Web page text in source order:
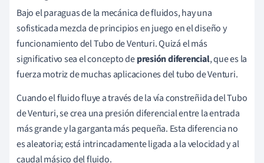
Bajo el paraguas de la mecánica de fluidos, hay una
sofisticada mezcla de principios en juego en el diseño y
funcionamiento del Tubo de Venturi. Quizá el más
significativo sea el concepto depresión diferencial, que es la
fuerza motriz de muchas aplicaciones del tubo de Venturi.
Cuando el fluido fluye a través de la vía constreñida del Tubo
de Venturi, se crea una presión diferencial entre la entrada
más grande y la garganta más pequeña. Esta diferencia no
es aleatoria; está intrincadamente ligada a la velocidad y al
caudal másico del fluido.